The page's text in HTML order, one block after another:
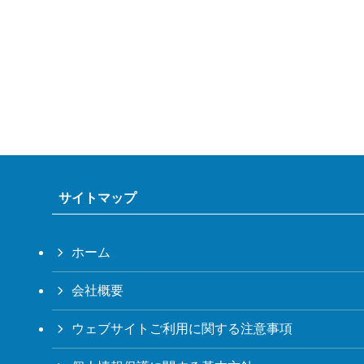
サイトマップ
ホーム
会社概要
ウェブサイトご利用に関する注意事項